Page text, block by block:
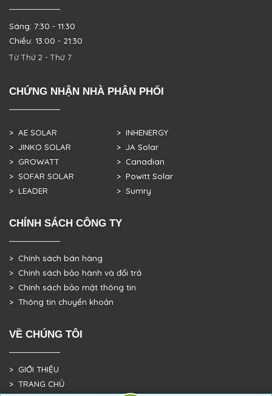
Sáng: 7:30 - 11:30
Chiều: 13:00 - 21:30
Từ Thứ 2 - Thứ 7
CHỨNG NHẬN NHÀ PHÂN PHỐI
> AE SOLAR
> JINKO SOLAR
> GROWATT
> SOFAR SOLAR
> LEADER
> INHENERGY
> JA Solar
> Canadian
> Powitt Solar
> Sumry
CHÍNH SÁCH CÔNG TY
> Chính sách bán hàng
> Chính sách bảo hành và đổi trả
> Chính sách bảo mật thông tin
> Thông tin chuyển khoản
VỀ CHÚNG TÔI
> GIỚI THIỆU
> TRANG CHỦ